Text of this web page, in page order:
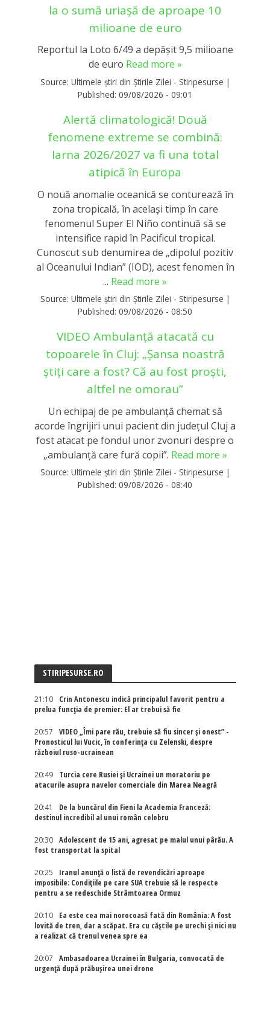
la o sumă uriașă de aproape 10
milioane de euro
Reportul la Loto 6/49 a depășit 9,5 milioane
de euro Read more »
Source: Ultimele știri din Știrile Zilei - Stiripesurse |
Published: 09/08/2026 - 09:01
Alertă climatologică! Două
fenomene extreme se combină:
Iarna 2026/2027 va fi una total
atipică în Europa
O nouă anomalie oceanică se conturează în
zona tropicală, în același timp în care
fenomenul Super El Niño continuă să se
intensifice rapid în Pacificul tropical.
Cunoscut sub denumirea de „dipolul pozitiv
al Oceanului Indian” (IOD), acest fenomen în
... Read more »
Source: Ultimele știri din Știrile Zilei - Stiripesurse |
Published: 09/08/2026 - 08:50
VIDEO Ambulanță atacată cu
topoarele în Cluj: „Șansa noastră
știți care a fost? Că au fost proști,
altfel ne omorau”
Un echipaj de pe ambulanță chemat să
acorde îngrijiri unui pacient din județul Cluj a
fost atacat pe fondul unor zvonuri despre o
„ambulanţă care fură copii”. Read more »
Source: Ultimele știri din Știrile Zilei - Stiripesurse |
Published: 09/08/2026 - 08:40
STIRIPESURSE.RO
21:10
Crin Antonescu indică principalul favorit pentru a
prelua funcția de premier: El ar trebui să fie
20:57
VIDEO „Îmi pare rău, trebuie să fiu sincer și onest” -
Pronosticul lui Vucic, în conferința cu Zelenski, despre
războiul ruso-ucrainean
20:49
Turcia cere Rusiei și Ucrainei un moratoriu pe
atacurile asupra navelor comerciale din Marea Neagră
20:41
De la buncărul din Fieni la Academia Franceză:
destinul incredibil al unui român celebru
20:30
Adolescent de 15 ani, agresat pe malul unui pârău. A
fost transportat la spital
20:25
Iranul anunță o listă de revendicări aproape
imposibile: Condițiile pe care SUA trebuie să le respecte
pentru a se redeschide Strâmtoarea Ormuz
20:10
Ea este cea mai norocoasă fată din România: A fost
lovită de tren, dar a scăpat. Era cu căștile pe urechi și nici nu
a realizat că trenul venea spre ea
20:07
Ambasadoarea Ucrainei în Bulgaria, convocată de
urgență după prăbușirea unei drone